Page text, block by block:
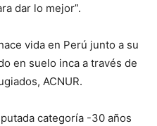
dar lo mejor”.
vida en Perú junto a su
en suelo inca a través de
ACNUR.
categoría -30 años